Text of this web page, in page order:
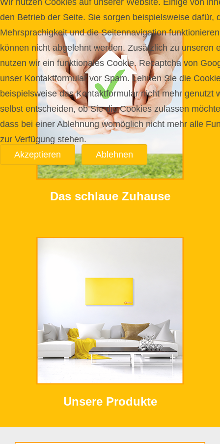
Das schlaue Zuhause
Unsere Produkte
den Betrieb der Seite. Sie sorgen beispielsweise dafür,
Mehrsprachigkeit und die Seitennavigation
können nicht abgelehnt werden. Zusätzlich zu unseren
nutzen wir ein funktionales Cookie. Recaptcha von
unser Kontaktformular vor Spam. Lehnen Sie die
beispielsweise das Kontaktformular nicht mehr genutzt
selbst entscheiden, ob Sie die Cookies zulassen
dass bei einer Ablehnung womöglich nicht mehr alle
zur Verfügung stehen.
Akzeptieren
Ablehnen